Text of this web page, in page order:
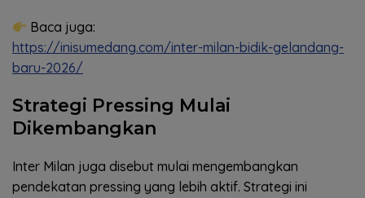
Baca juga:
https://inisumedang.com/inter-milan-bidik-gelandang-
baru-2026/
Strategi Pressing Mulai
Dikembangkan
Inter Milan juga disebut mulai mengembangkan
pendekatan pressing yang lebih aktif. Strategi ini